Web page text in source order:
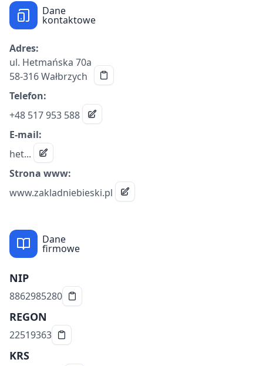
Dane
kontaktowe
Adres:
ul. Hetmańska 70a
58-316 Wałbrzych
Telefon:
+48 517 953 588
E-mail:
het...
Strona www:
www.zakladniebieski.pl
Dane
firmowe
NIP
8862985280
REGON
22519363
KRS